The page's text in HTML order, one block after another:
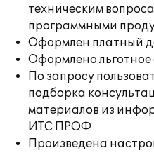
техническим
программными
Оформлен платный
Оформлено
По запросу
подборка
материалов из
ИТС ПРОФ
Произведена